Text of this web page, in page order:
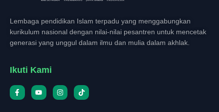
Lembaga pendidikan Islam terpadu yang menggabungkan
kurikulum nasional dengan nilai-nilai pesantren untuk mencetak
generasi yang unggul dalam ilmu dan mulia dalam akhlak.
Ikuti Kami